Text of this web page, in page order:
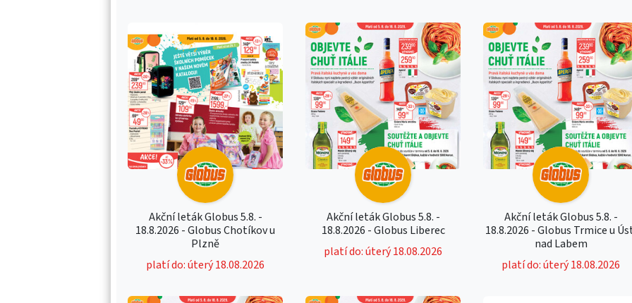
Akční leták Globus 5.8. -
18.8.2026 - Globus Chotíkov u
Plzně
platí do: úterý 18.08.2026
Akční leták Globus 5.8. -
18.8.2026 - Globus Liberec
platí do: úterý 18.08.2026
Akční leták Globus 5.8. -
18.8.2026 - Globus Trmice u
nad Labem
platí do: úterý 18.08.2026